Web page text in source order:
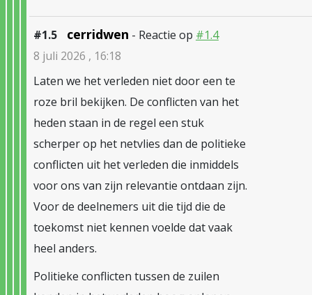
#1.5 cerridwen - Reactie op #1.4
8 juli 2026 , 16:18
Laten we het verleden niet door een te
roze bril bekijken. De conflicten van het
heden staan in de regel een stuk
scherper op het netvlies dan de politieke
conflicten uit het verleden die inmiddels
voor ons van zijn relevantie ontdaan zijn.
Voor de deelnemers uit die tijd die de
toekomst niet kennen voelde dat vaak
heel anders.
Politieke conflicten tussen de zuilen